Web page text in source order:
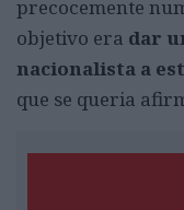
precocemente
objetivo era dar
nacionalista a
que se queria